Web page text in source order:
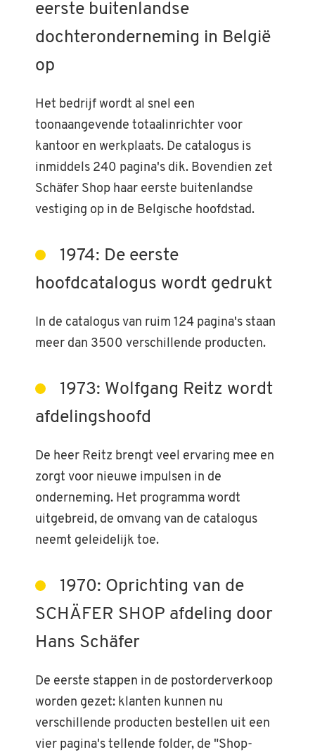
eerste buitenlandse
dochteronderneming in België
op
Het bedrijf wordt al snel een
toonaangevende totaalinrichter voor
kantoor en werkplaats. De catalogus is
inmiddels 240 pagina's dik. Bovendien zet
Schäfer Shop haar eerste buitenlandse
vestiging op in de Belgische hoofdstad.
1974: De eerste
hoofdcatalogus wordt gedrukt
In de catalogus van ruim 124 pagina's staan
meer dan 3500 verschillende producten.
1973: Wolfgang Reitz wordt
afdelingshoofd
De heer Reitz brengt veel ervaring mee en
zorgt voor nieuwe impulsen in de
onderneming. Het programma wordt
uitgebreid, de omvang van de catalogus
neemt geleidelijk toe.
1970: Oprichting van de
SCHÄFER SHOP afdeling door
Hans Schäfer
De eerste stappen in de postorderverkoop
worden gezet: klanten kunnen nu
verschillende producten bestellen uit een
vier pagina's tellende folder, de "Shop-